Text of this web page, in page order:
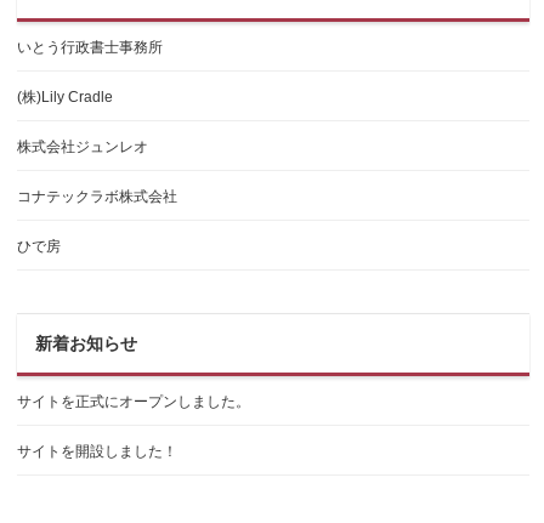
いとう行政書士事務所
(株)Lily Cradle
株式会社ジュンレオ
コナテックラボ株式会社
ひで房
新着お知らせ
サイトを正式にオープンしました。
サイトを開設しました！